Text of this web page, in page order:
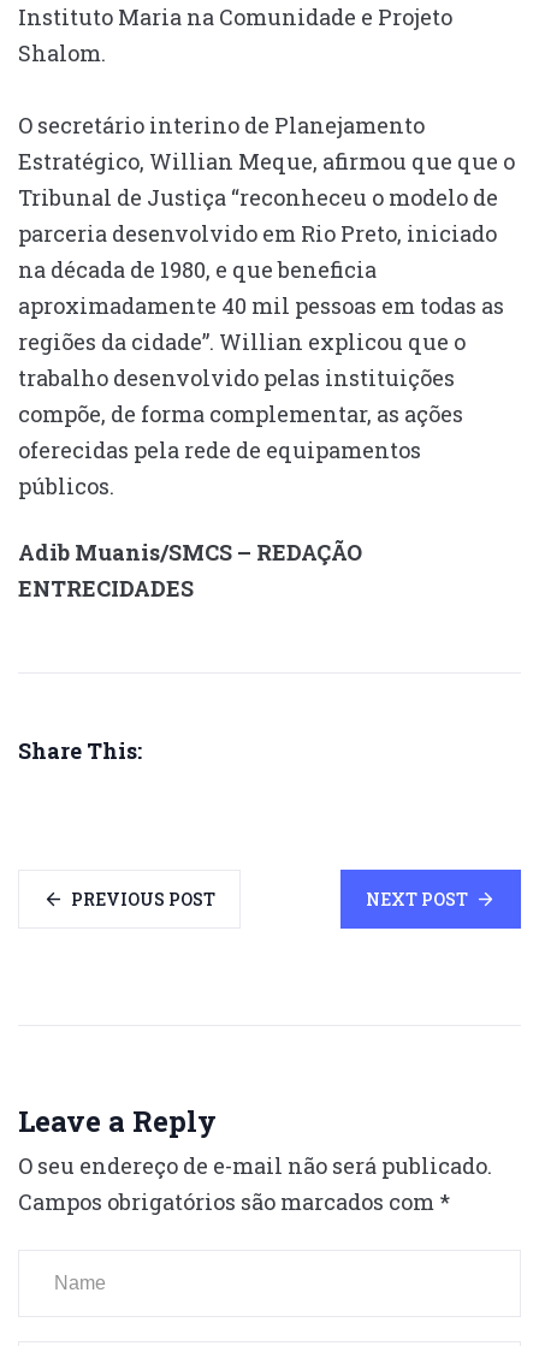
Instituto Maria na Comunidade e Projeto
Shalom.
O secretário interino de Planejamento
Estratégico, Willian Meque, afirmou que que o
Tribunal de Justiça “reconheceu o modelo de
parceria desenvolvido em Rio Preto, iniciado
na década de 1980, e que beneficia
aproximadamente 40 mil pessoas em todas as
regiões da cidade”. Willian explicou que o
trabalho desenvolvido pelas instituições
compõe, de forma complementar, as ações
oferecidas pela rede de equipamentos
públicos.
Adib Muanis/SMCS – REDAÇÃO
ENTRECIDADES
Share This:
PREVIOUS POST NEXT POST
Leave a Reply
O seu endereço de e-mail não será publicado.
Campos obrigatórios são marcados com *